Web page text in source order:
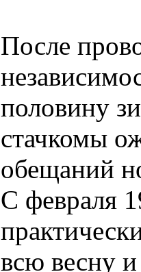
После
половину
стачкомы
обещаний
С февраля
всю весну и